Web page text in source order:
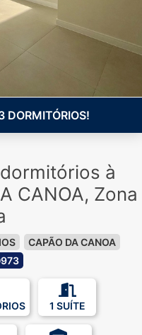
DORMITÓRIOS!
à
CANOA, Zona
CAPÃO DA CANOA
1 SUÍTE